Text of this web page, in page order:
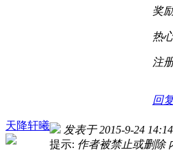
奖
热
注
回
天降轩曦 发表于 2015-9-24 14:14
提示: 作者被禁止或删除